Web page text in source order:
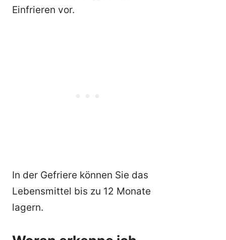
Einfrieren vor.
In der Gefriere können Sie das
Lebensmittel bis zu 12 Monate
lagern.